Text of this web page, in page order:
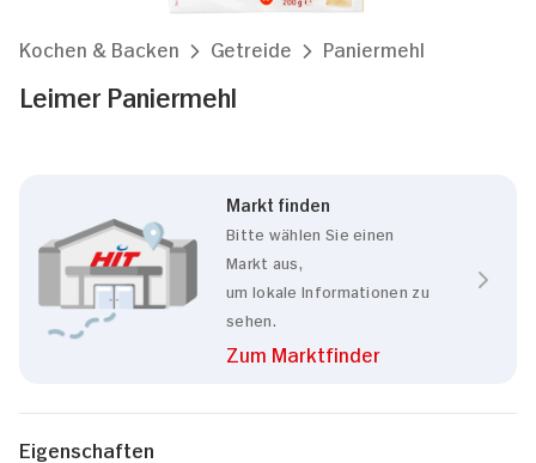
Kochen & Backen Getreide Paniermehl
Leimer Paniermehl
Markt finden
Bitte wählen Sie einen
Markt aus,
um lokale Informationen zu
sehen.
Zum Marktfinder
Eigenschaften